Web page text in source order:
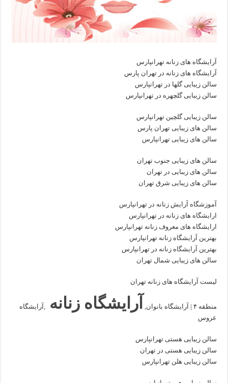
آرایشگاه های زنانه تهرانپارس
آرایشگاه های زنانه در تهران پارس
سالن زیبایی گلها در تهرانپارس
سالن زیبایی گلچهره در تهرانپارس
سالن زیبایی گلچین تهرانپارس
سالن های زیبایی تهران پارس
سالن های زیبایی تهرانپارس
سالن های زیبایی جنوب تهران
سالن های زیبایی در تهران
سالن های زیبایی شرق تهران
آموزشگاه آرایش زنانه در تهرانپارس
ارایشگاه های زنانه در تهرانپارس
ارایشگاه های معروف زنانه تهرانپارس
بهترین آرایشگاه زنانه تهرانپارس
بهترین آرایشگاه زنانه در تهرانپارس
سالن های زیبایی شمال تهران
لیست آرایشگاه های زنانه تهران
منطقه ۴ | آرایشگاه بانوان, آرایشگاه زنانه
,آرایشگاه
عروس
سالن زیبایی هستی تهرانپارس
سالن زیبایی هستی در تهران
سالن زیبایی هلن تهرانپارس